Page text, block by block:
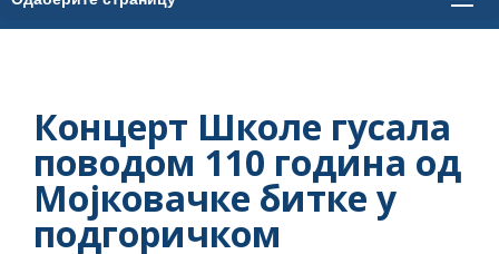
Концерт Школе гусала
поводом 110 година од
Мојковачке битке у
подгоричком